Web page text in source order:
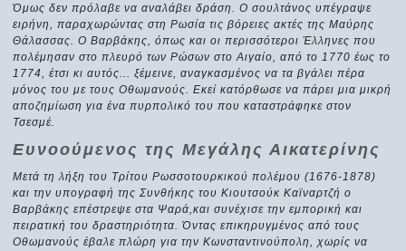
Όμως δεν πρόλαβε να αναλάβει δράση. Ο σουλτάνος υπέγραψε
ειρήνη, παραχωρώντας στη Ρωσία τις βόρειες ακτές της Μαύρης
Θάλασσας. Ο Βαρβάκης, όπως και οι περισσότεροι Έλληνες που
πολέμησαν στο πλευρό των Ρώσων στο Αιγαίο, από το 1770 έως το
1774, έτσι κι αυτός... ξέμεινε, αναγκασμένος να τα βγάλει πέρα
μόνος του με τους Οθωμανούς. Εκεί κατόρθωσε να πάρει μια μικρή
αποζημίωση για ένα πυρπολικό του που καταστράφηκε στον
Τσεσμέ.
Ευνοούμενος της Μεγάλης Αικατερίνης
Μετά τη λήξη του Τρίτου Ρωσσοτουρκικού πολέμου (1676-1878)
και την υπογραφή της Συνθήκης του Κιουτσούκ Καϊναρτζή ο
Βαρβάκης επέστρεψε στα Ψαρά,και συνέχισε την εμπορική και
πειρατική του δραστηριότητα. Όντας επικηρυγμένος από τους
Οθωμανούς έβαλε πλώρη για την Κωνσταντινούπολη, χωρίς να